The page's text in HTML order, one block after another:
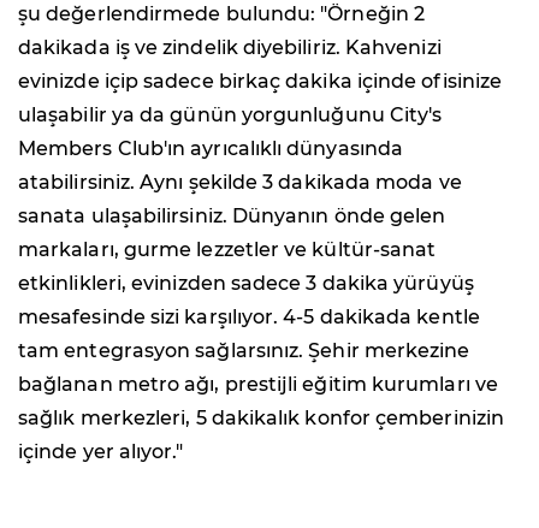
şu değerlendirmede bulundu: "Örneğin 2
dakikada iş ve zindelik diyebiliriz. Kahvenizi
evinizde içip sadece birkaç dakika içinde ofisinize
ulaşabilir ya da günün yorgunluğunu City's
Members Club'ın ayrıcalıklı dünyasında
atabilirsiniz. Aynı şekilde 3 dakikada moda ve
sanata ulaşabilirsiniz. Dünyanın önde gelen
markaları, gurme lezzetler ve kültür-sanat
etkinlikleri, evinizden sadece 3 dakika yürüyüş
mesafesinde sizi karşılıyor. 4-5 dakikada kentle
tam entegrasyon sağlarsınız. Şehir merkezine
bağlanan metro ağı, prestijli eğitim kurumları ve
sağlık merkezleri, 5 dakikalık konfor çemberinizin
içinde yer alıyor."